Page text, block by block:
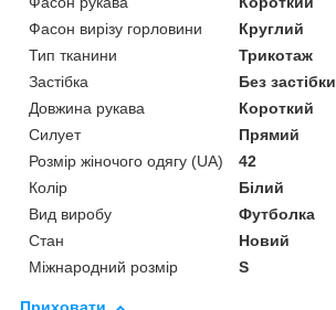
Фасон вирізу горловини
Круглий
Тип тканини
Трикотаж
Застібка
Без застібки
Довжина рукава
Короткий
Силует
Прямий
Розмір жіночого одягу (UA)
42
Колір
Білий
Вид виробу
Футболка
Стан
Новий
Міжнародний розмір
S